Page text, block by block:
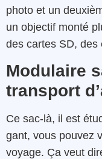
photo et un
un objectif monté
des cartes SD, des
Modulaire
transport
Ce sac-là, il est
gant, vous pouvez
voyage. Ça veut